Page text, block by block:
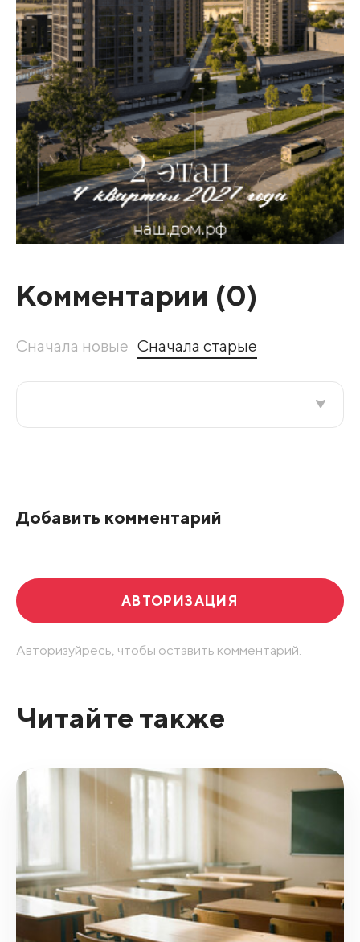
Комментарии (0)
Сначала новые Сначала старые
Добавить комментарий
АВТОРИЗАЦИЯ
Авторизуйресь, чтобы оставить комментарий.
Читайте также